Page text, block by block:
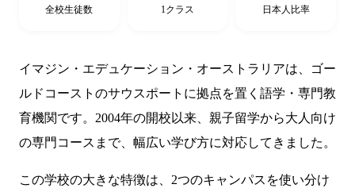
全校生徒数 1クラス 日本人比率
イマジン・エデュケーション・オーストラリアは、ゴー
ルドコーストのサウスポートに拠点を置く語学・専門教
育機関です。2004年の開校以来、親子留学から大人向け
の専門コースまで、幅広い学び方に対応してきました。
この学校の大きな特徴は、2つのキャンパスを使い分け